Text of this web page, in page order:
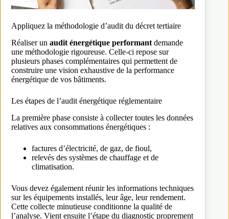
Appliquez la méthodologie d’audit du décret tertiaire
Réaliser un audit énergétique performant demande
une méthodologie rigoureuse. Celle-ci repose sur
plusieurs phases complémentaires qui permettent de
construire une vision exhaustive de la performance
énergétique de vos bâtiments.
Les étapes de l’audit énergétique réglementaire
La première phase consiste à collecter toutes les données
relatives aux consommations énergétiques :
factures d’électricité, de gaz, de fioul,
relevés des systèmes de chauffage et de
climatisation.
Vous devez également réunir les informations techniques
sur les équipements installés, leur âge, leur rendement.
Cette collecte minutieuse conditionne la qualité de
l’analyse. Vient ensuite l’étape du diagnostic proprement